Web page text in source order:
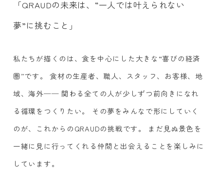
「QRAUDの未来は、“一人では叶えられない
夢”に挑むこと」
私たちが描くのは、食を中心にした大きな“喜びの経済
圏”です。 食材の生産者、職人、スタッフ、お客様、地
域、海外── 関わる全ての人が少しずつ前向きになれ
る循環をつくりたい。 その夢をみんなで形にしていく
のが、これからのQRAUDの挑戦です。 まだ見ぬ景色を
一緒に見に行ってくれる仲間と出会えることを楽しみに
しています。